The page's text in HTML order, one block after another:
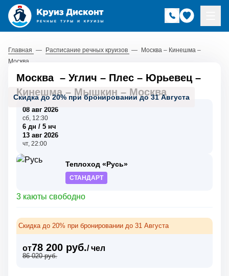
Главная — Расписание речных круизов — Москва – Кинешма –
Москва
Скидка до 20% при бронировании до 31 Августа
Москва – Углич – Плес – Юрьевец–
Кинешма– Мышкин – Москва
08 авг 2026
сб, 12:30
6 дн / 5 нч
13 авг 2026
чт, 22:00
Теплоход «Русь»
СТАНДАРТ
3 каюты свободно
Скидка до 20% при бронировании до 31 Августа
от78 200 руб./ чел
86 020 руб.